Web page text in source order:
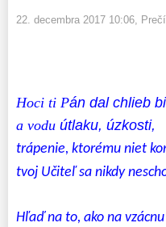
22. decembra 2017 10:06 ,
Hoci ti Pán dal chlieb
a vodu útlaku, úzkosti,
trápenie, ktorému niet
tvoj Učiteľ sa nikdy
Hľaď na to, ako na